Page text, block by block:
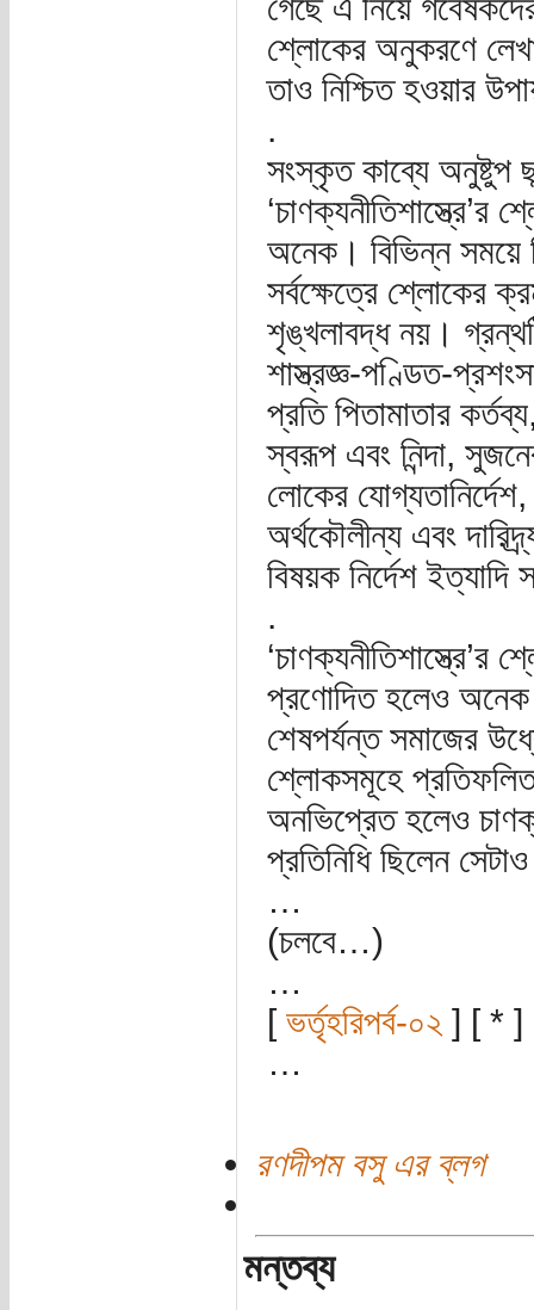
শ্লোকের অনুকরণে
তাও নিশ্চিত হওয়ার
.
সংস্কৃত কাব্যে অনুষ্টুপ
অনেক। বিভিন্ন সময়ে
সর্বক্ষেত্রে শ্লোকের
শৃঙ্খলাবদ্ধ নয়।
শাস্ত্রজ্ঞ-পণ্ডিত-
প্রতি পিতামাতার
স্বরূপ এবং নিন্দা,
লোকের যোগ্যতানির্দেশ,
অর্থকৌলীন্য এবং
বিষয়ক নির্দেশ
.
প্রণোদিত হলেও অনেক
শেষপর্যন্ত সমাজের
শ্লোকসমূহে প্রতিফলিত
অনভিপ্রেত হলেও
প্রতিনিধি ছিলেন
…
(চলবে…)
…
[ ভর্তৃহরিপর্ব-০২ ] [ * ]
…
রণদীপম বসু এর ব্লগ
মন্তব্য